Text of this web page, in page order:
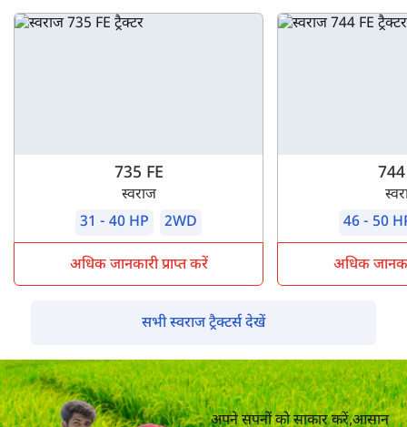
735 FE
स्वराज
31 - 40 HP
2WD
अधिक जानकारी प्राप्त करें
744
46 - 50
अधिक
सभी स्वराज ट्रैक्टर्स देखें
अपने सपनों को साकार करें,आसान